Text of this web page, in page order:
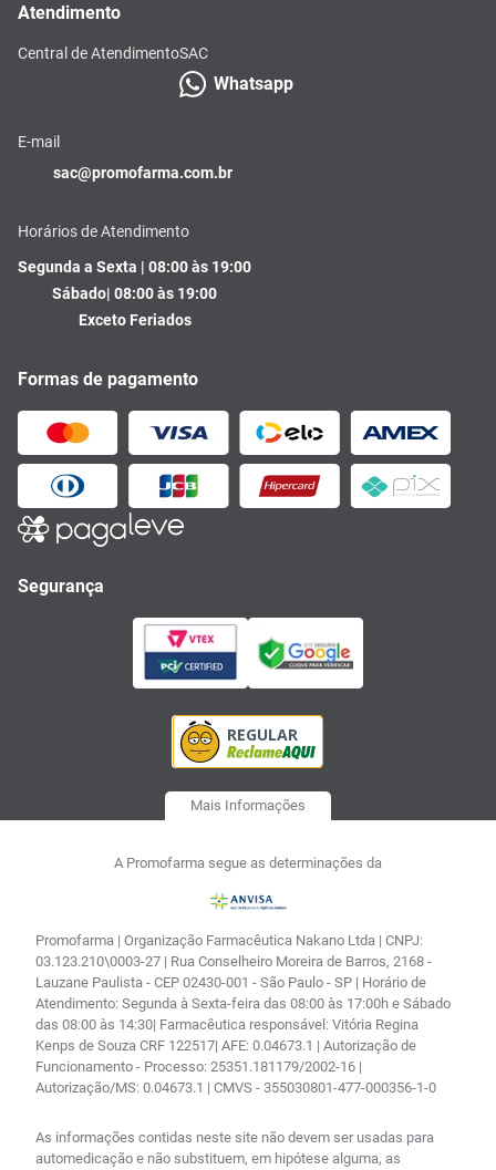
Atendimento
Central de AtendimentoSAC
Whatsapp
E-mail
sac@promofarma.com.br
Horários de Atendimento
Segunda a Sexta | 08:00 às 19:00
Sábado| 08:00 às 19:00
Exceto Feriados
Formas de pagamento
Segurança
Mais Informações
A Promofarma segue as determinações da
Promofarma | Organização Farmacêutica Nakano Ltda | CNPJ:
03.123.210\0003-27 | Rua Conselheiro Moreira de Barros, 2168 -
Lauzane Paulista - CEP 02430-001 - São Paulo - SP | Horário de
Atendimento: Segunda à Sexta-feira das 08:00 às 17:00h e Sábado
das 08:00 às 14:30| Farmacêutica responsável: Vitória Regina
Kenps de Souza CRF 122517| AFE: 0.04673.1 | Autorização de
Funcionamento - Processo: 25351.181179/2002-16 |
Autorização/MS: 0.04673.1 | CMVS - 355030801-477-000356-1-0
As informações contidas neste site não devem ser usadas para
automedicação e não substituem, em hipótese alguma, as